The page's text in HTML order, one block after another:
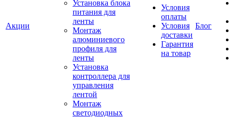
Акции
Установка блока
питания для
ленты
Монтаж
алюминиевого
профиля для
ленты
Установка
контроллера для
управления
лентой
Монтаж
светодиодных
Условия
оплаты
Условия
доставки
Гарантия
на товар
Блог